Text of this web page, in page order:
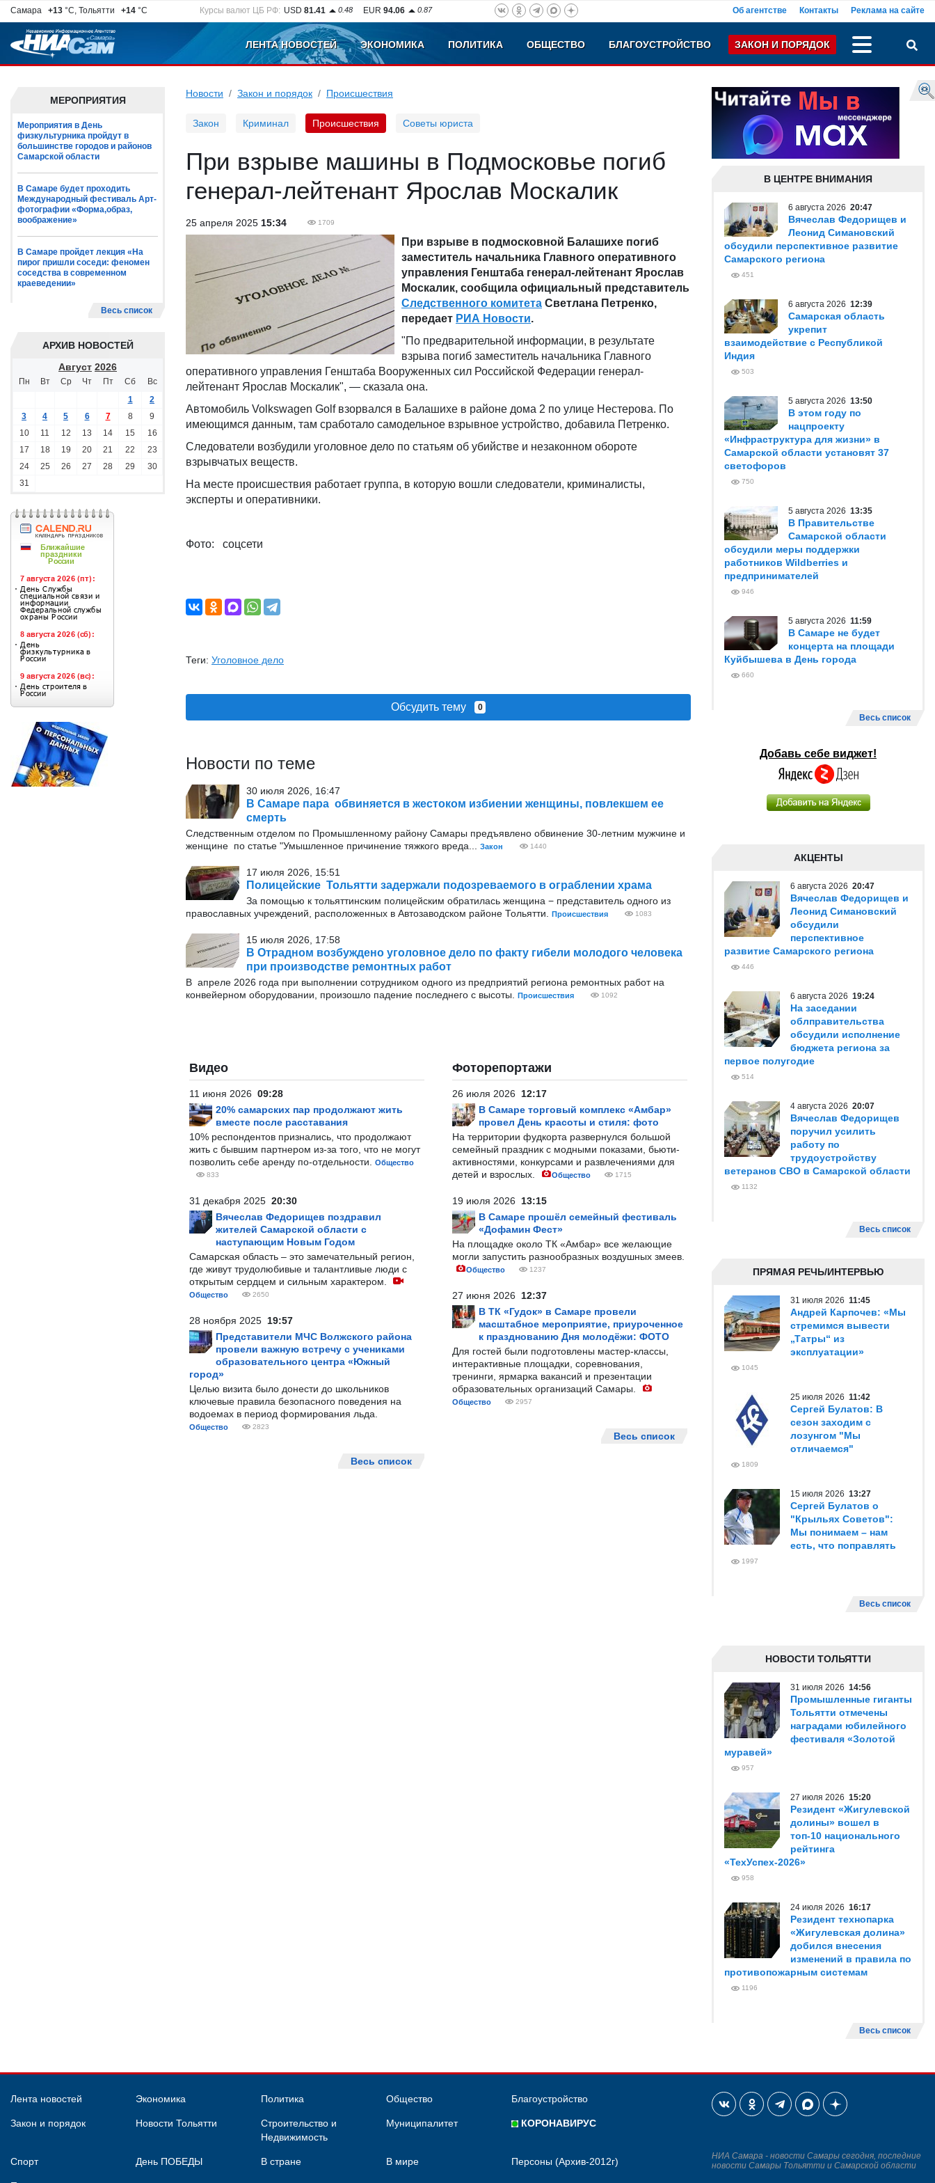
Самара +13 °C, Тольятти +14 °C Курсы валют ЦБ РФ: USD 81.41 0.48 EUR 94.06 0.87 Об агентстве Контакты Реклама на сайте
ЛЕНТА НОВОСТЕЙ ЭКОНОМИКА ПОЛИТИКА ОБЩЕСТВО БЛАГОУСТРОЙСТВО ЗАКОН И ПОРЯДОК
МЕРОПРИЯТИЯ
Мероприятия в День
физкультурника пройдут в
большинстве городов и районов
Самарской области
В Самаре будет проходить
Международный фестиваль Арт-
фотографии «Форма,образ,
воображение»
В Самаре пройдет лекция «На
пирог пришли соседи: феномен
соседства в современном
краеведении»
Весь список
АРХИВ НОВОСТЕЙ
Август 2026
Пн Вт Ср Чт Пт Сб
Вс
1
2
3
4 5 6 7 8
9
10
11 12 13 14 15
16
17
18 19 20 21 22
23
24
25 26 27 28 29
30
31
Новости Закон и порядок Происшествия
Закон Криминал Происшествия Советы юриста
При взрыве машины в Подмосковье погиб
генерал-лейтенант Ярослав Москалик
25 апреля 2025 15:34 1709
При взрыве в подмосковной Балашихе погиб
заместитель начальника Главного оперативного
управления Генштаба генерал-лейтенант Ярослав
Москалик, сообщила официальный представитель
Следственного комитета Светлана Петренко,
передает РИА Новости.
"По предварительной информации, в результате
взрыва погиб заместитель начальника Главного
оперативного управления Генштаба Вооруженных сил Российской Федерации генерал-
лейтенант Ярослав Москалик", — сказала она.
Автомобиль Volkswagen Golf взорвался в Балашихе в районе дома 2 по улице Нестерова. По
имеющимся данным, там сработало самодельное взрывное устройство, добавила Петренко.
Следователи возбудили уголовное дело по статьям об убийстве и незаконном обороте
взрывчатых веществ.
На месте происшествия работает группа, в которую вошли следователи, криминалисты,
эксперты и оперативники.
Фото: соцсети
Теги: Уголовное дело
Обсудить тему 0
Новости по теме
30 июля 2026, 16:47
В Самаре пара обвиняется в жестоком избиении женщины, повлекшем ее
смерть
Следственным отделом по Промышленному району Самары предъявлено обвинение 30-летним мужчине и
женщине по статье "Умышленное причинение тяжкого вреда...
Закон 1440
17 июля 2026, 15:51
Полицейские Тольятти задержали подозреваемого в ограблении храма
За помощью к тольяттинским полицейским обратилась женщина − представитель одного из
православных учреждений, расположенных в Автозаводском районе Тольятти.
Происшествия 1083
15 июля 2026, 17:58
В Отрадном возбуждено уголовное дело по факту гибели молодого человека
при производстве ремонтных работ
В апреле 2026 года при выполнении сотрудником одного из предприятий региона ремонтных работ на
конвейерном оборудовании, произошло падение последнего с высоты.
Происшествия 1092
Видео
11 июня 2026 09:28
20% самарских пар продолжают жить
вместе после расставания
10% респондентов признались, что продолжают
жить с бывшим партнером из-за того, что не могут
позволить себе аренду по-отдельности.
Общество
833
31 декабря 2025 20:30
Вячеслав Федорищев поздравил
жителей Самарской области с
наступающим Новым Годом
Самарская область – это замечательный регион,
где живут трудолюбивые и талантливые люди с
открытым сердцем и сильным характером.
Общество 2650
28 ноября 2025 19:57
Представители МЧС Волжского района
провели важную встречу с учениками
образовательного центра «Южный
город»
Целью визита было донести до школьников
ключевые правила безопасного поведения на
водоемах в период формирования льда.
Общество 2823
Весь список
Фоторепортажи
26 июля 2026 12:17
В Самаре торговый комплекс «Амбар»
провел День красоты и стиля: фото
На территории фудкорта развернулся большой
семейный праздник с модными показами, бьюти-
активностями, конкурсами и развлечениями для
детей и взрослых.
Общество 1715
19 июля 2026 13:15
В Самаре прошёл семейный фестиваль
«Дофамин Фест»
На площадке около ТК «Амбар» все желающие
могли запустить разнообразных воздушных змеев.
Общество 1237
27 июня 2026 12:37
В ТК «Гудок» в Самаре провели
масштабное мероприятие, приуроченное
к празднованию Дня молодёжи: ФОТО
Для гостей были подготовлены мастер-классы,
интерактивные площадки, соревнования,
тренинги, ярмарка вакансий и презентации
образовательных организаций Самары.
Общество 2957
Весь список
В ЦЕНТРЕ ВНИМАНИЯ
6 августа 2026 20:47
Вячеслав Федорищев и
Леонид Симановский
обсудили перспективное развитие
Самарского региона
451
6 августа 2026 12:39
Самарская область
укрепит
взаимодействие с Республикой
Индия
503
5 августа 2026 13:50
В этом году по
нацпроекту
«Инфраструктура для жизни» в
Самарской области установят 37
светофоров
750
5 августа 2026 13:35
В Правительстве
Самарской области
обсудили меры поддержки
работников Wildberries и
предпринимателей
946
5 августа 2026 11:59
В Самаре не будет
концерта на площади
Куйбышева в День города
660
Весь список
Добавь себе виджет!
АКЦЕНТЫ
6 августа 2026 20:47
Вячеслав Федорищев и
Леонид Симановский
обсудили
перспективное
развитие Самарского региона
446
6 августа 2026 19:24
На заседании
облправительства
обсудили исполнение
бюджета региона за
первое полугодие
514
4 августа 2026 20:07
Вячеслав Федорищев
поручил усилить
работу по
трудоустройству
ветеранов СВО в Самарской области
1132
Весь список
ПРЯМАЯ РЕЧЬ/ИНТЕРВЬЮ
31 июля 2026 11:45
Андрей Карпочев: «Мы
стремимся вывести
„Татры“ из
эксплуатации»
1045
25 июля 2026 11:42
Сергей Булатов: В
сезон заходим с
лозунгом "Мы
отличаемся"
1809
15 июля 2026 13:27
Сергей Булатов о
"Крыльях Советов":
Мы понимаем – нам
есть, что поправлять
1997
Весь список
НОВОСТИ ТОЛЬЯТТИ
31 июля 2026 14:56
Промышленные гиганты
Тольятти отмечены
наградами юбилейного
фестиваля «Золотой
муравей»
957
27 июля 2026 15:20
Резидент «Жигулевской
долины» вошел в
топ-10 национального
рейтинга
«ТехУспех-2026»
958
24 июля 2026 16:17
Резидент технопарка
«Жигулевская долина»
добился внесения
изменений в правила по
противопожарным системам
1196
Весь список
Лента новостей Экономика Политика Общество Благоустройство
Закон и порядок Новости Тольятти
Строительство и
Недвижимость
Муниципалитет КОРОНАВИРУС
Спорт День ПОБЕДЫ В стране В мире Персоны (Архив-2012г)
НИА Самара - новости Самары сегодня, последние
новости Самары Тольятти и Самарской области